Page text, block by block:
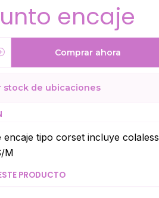
encaje
Comprar ahora
stock de ubicaciones
encaje tipo corset incluye
M
PRODUCTO